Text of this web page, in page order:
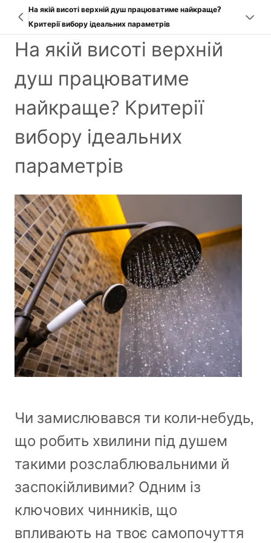
На якій висоті верхній душ працюватиме найкраще?
Критерії вибору ідеальних параметрів
На якій висоті верхній
душ працюватиме
найкраще? Критерії
вибору ідеальних
параметрів
Чи замислювався ти коли-небудь,
що робить хвилини під душем
такими розслаблювальними й
заспокійливими? Одним із
ключових чинників, що
впливають на твоє самопочуття